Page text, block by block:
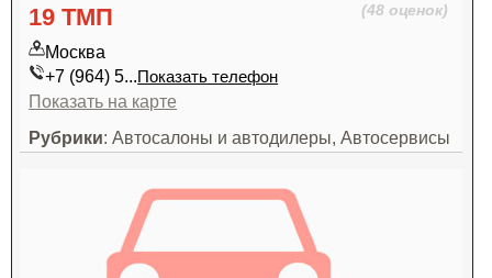
(48 оценок)
19 ТМП
Москва
+7 (964) 5...Показать телефон
Показать на карте
Рубрики: Автосалоны и автодилеры, Автосервисы